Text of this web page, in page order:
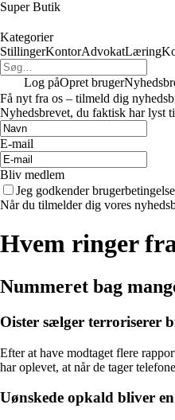
Super Butik
Kategorier
StillingerKontorAdvokatLæring
Log påOpret bruger
Få nyt fra os – tilmeld dig
Nyhedsbrevet, du faktisk har lyst
E-mail
Bliv medlem
Jeg godkender
Når du tilmelder dig vores
Hvem ringer
Nummeret bag
Oister sælger terroriserer
Efter at have modtaget flere
har oplevet, at når de tager
Uønskede opkald bliver